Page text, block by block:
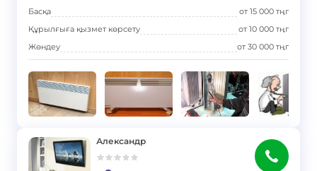
Басқа от15 000 тңг
Құрылғыға қызмет көрсету
от10 000 тңг
Жөндеу
от30 000 тңг
Александр